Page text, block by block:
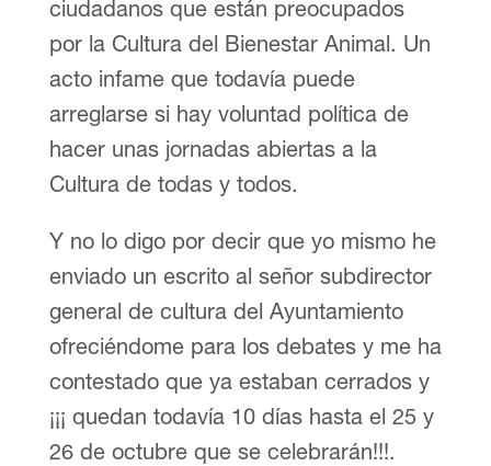
ciudadanos que están preocupados
por la Cultura del Bienestar Animal. Un
acto infame que todavía puede
arreglarse si hay voluntad política de
hacer unas jornadas abiertas a la
Cultura de todas y todos.
Y no lo digo por decir que yo mismo he
enviado un escrito al señor subdirector
general de cultura del Ayuntamiento
ofreciéndome para los debates y me ha
contestado que ya estaban cerrados y
¡¡¡ quedan todavía 10 días hasta el 25 y
26 de octubre que se celebrarán!!!.